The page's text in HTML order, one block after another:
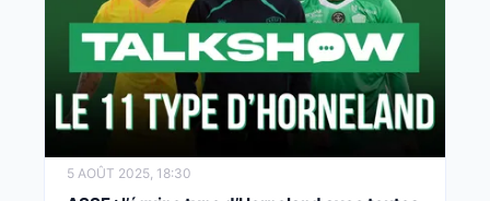
5 AOÛT 2025, 18:30